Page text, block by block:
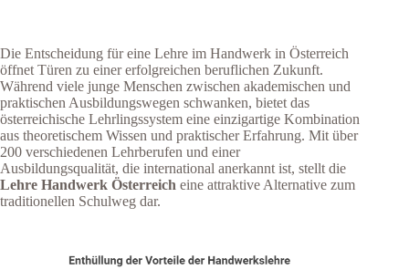
Die Entscheidung für eine Lehre im Handwerk in Österreich
öffnet Türen zu einer erfolgreichen beruflichen Zukunft.
Während viele junge Menschen zwischen akademischen und
praktischen Ausbildungswegen schwanken, bietet das
österreichische Lehrlingssystem eine einzigartige Kombination
aus theoretischem Wissen und praktischer Erfahrung. Mit über
200 verschiedenen Lehrberufen und einer
Ausbildungsqualität, die international anerkannt ist, stellt die
Lehre Handwerk Österreich eine attraktive Alternative zum
traditionellen Schulweg dar.